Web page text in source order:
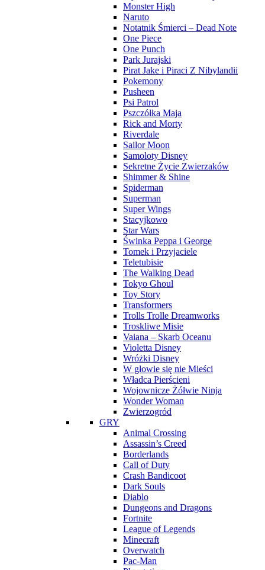
Monster High
Naruto
Notatnik Śmierci – Dead Note
One Piece
One Punch
Park Jurajski
Pirat Jake i Piraci Z Nibylandii
Pokemony
Pusheen
Psi Patrol
Pszczółka Maja
Rick and Morty
Riverdale
Sailor Moon
Samoloty Disney
Sekretne Życie Zwierzaków
Shimmer & Shine
Spiderman
Superman
Super Wings
Stacyjkowo
Star Wars
Świnka Peppa i George
Tomek i Przyjaciele
Teletubisie
The Walking Dead
Tokyo Ghoul
Toy Story
Transformers
Trolls Trolle Dreamworks
Troskliwe Misie
Vaiana – Skarb Oceanu
Violetta Disney
Wróżki Disney
W głowie się nie Mieści
Władca Pierścieni
Wojownicze Żółwie Ninja
Wonder Woman
Zwierzogród
GRY
Animal Crossing
Assassin’s Creed
Borderlands
Call of Duty
Crash Bandicoot
Dark Souls
Diablo
Dungeons and Dragons
Fortnite
League of Legends
Minecraft
Overwatch
Pac-Man